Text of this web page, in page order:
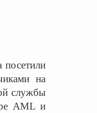
посетили
на
службы
AML и